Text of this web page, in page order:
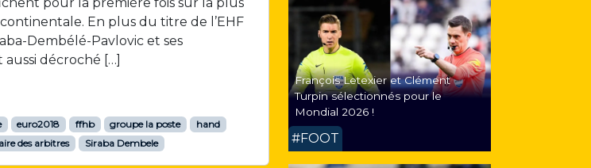
En plus du titre de l’EHF
Dembélé-Pavlovic et ses
décroché […]
euro2018 ffhb groupe la poste
hand
des arbitres Siraba Dembele
François Letexier et Clément
Turpin sélectionnés pour le
Mondial 2026 !
#FOOT